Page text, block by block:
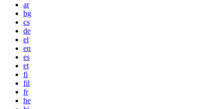
ar
bg
cs
de
el
en
es
et
fi
fil
fr
he